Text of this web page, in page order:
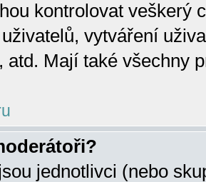
kontrolovat veškerý
vytváření
atd. Mají také všechny
jednotlivci (nebo